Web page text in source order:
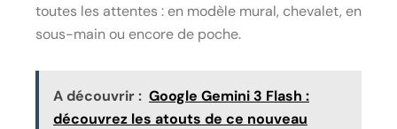
toutes les attentes : en modèle mural, chevalet, en
sous-main ou encore de poche.
A découvrir : Google Gemini 3 Flash :
découvrez les atouts de ce nouveau